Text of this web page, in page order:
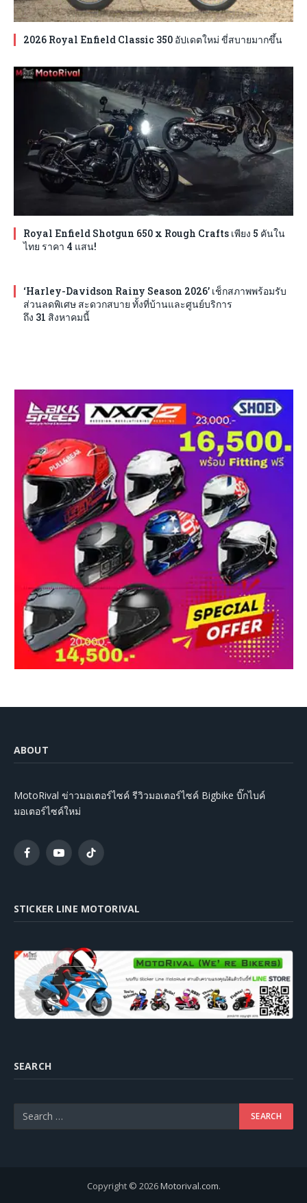
2026 Royal Enfield Classic 350 อัปเดตใหม่ ขี่สบายมากขึ้น
Royal Enfield Shotgun 650 x Rough Crafts เพียง 5 คันใน
ไทย ราคา 4 แสน!
‘Harley-Davidson Rainy Season 2026’ เช็กสภาพพร้อมรับ
ส่วนลดพิเศษ สะดวกสบาย ทั้งที่บ้านและศูนย์บริการ
ถึง 31 สิงหาคมนี้
ABOUT
MotoRival ข่าวมอเตอร์ไซค์ รีวิวมอเตอร์ไซค์ Bigbike บิ๊กไบค์
มอเตอร์ไซค์ใหม่
FacebookYouTubeTikTok
STICKER LINE MOTORIVAL
SEARCH
Copyright © 2026Motorival.com.